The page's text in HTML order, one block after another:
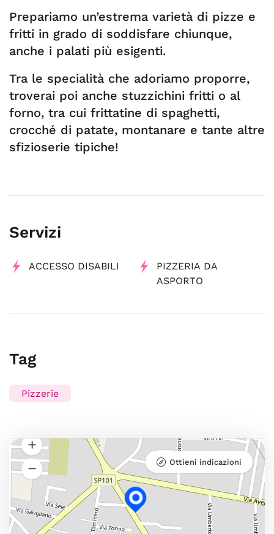
Prepariamo un’estrema varietà di pizze e
fritti in grado di soddisfare chiunque,
anche i palati più esigenti.
Tra le specialità che adoriamo proporre,
troverai poi anche stuzzichini fritti o al
forno, tra cui frittatine di spaghetti,
crocché di patate, montanare e tante altre
sfizioserie tipiche!
Servizi
ACCESSO DISABILI
PIZZERIA DA
ASPORTO
Tag
Pizzerie
Ottieni indicazioni